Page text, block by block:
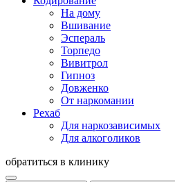
На дому
Вшивание
Эспераль
Торпедо
Вивитрол
Гипноз
Довженко
От наркомании
Рехаб
Для наркозависимых
Для алкоголиков
обратиться в клинику